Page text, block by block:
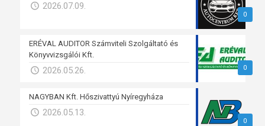
0
2026.07.09.
0
ERÉVAL AUDITOR Számviteli Szolgáltató és
Könyvvizsgálói Kft.
2026.05.26.
0
NAGYBAN Kft. Hőszivattyú Nyíregyháza
2026.05.13.